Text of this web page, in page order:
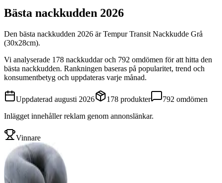
Bästa nackkudden 2026
Den bästa nackkudden 2026 ärTempur Transit Nackkudde Grå
(30x28cm).
Vi analyserade 178 nackkuddaroch 792 omdömen för att hitta den
bästa nackkudden. Rankningen baseras på popularitet, trend och
konsumentbetyg och uppdateras varje månad.
Uppdaterad augusti 2026 178 produkter 792 omdömen
Inlägget innehåller reklam genom annonslänkar.
Vinnare